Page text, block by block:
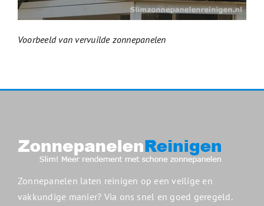
Voorbeeld van vervuilde zonnepanelen
Zonnepanelen laten reinigen op een veilige en
vakkundige manier? Via ons snel en goed geregeld.